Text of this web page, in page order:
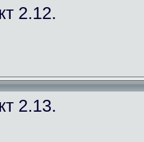
2.12.
2.13.